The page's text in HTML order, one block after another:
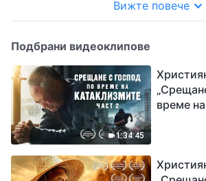
Вижте повече
Подбрани видеоклипове
1:34:45
време